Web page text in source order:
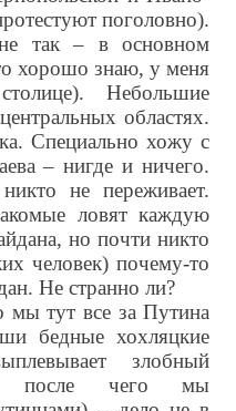
поголовно).
так – в основном
хорошо знаю, у меня
Небольшие
областях.
Специально хожу с
– нигде и ничего.
не переживает.
ловят каждую
но почти никто
человек) почему-то
Не странно ли?
мы тут все за Путина
бедные хохляцкие
злобный
чего мы